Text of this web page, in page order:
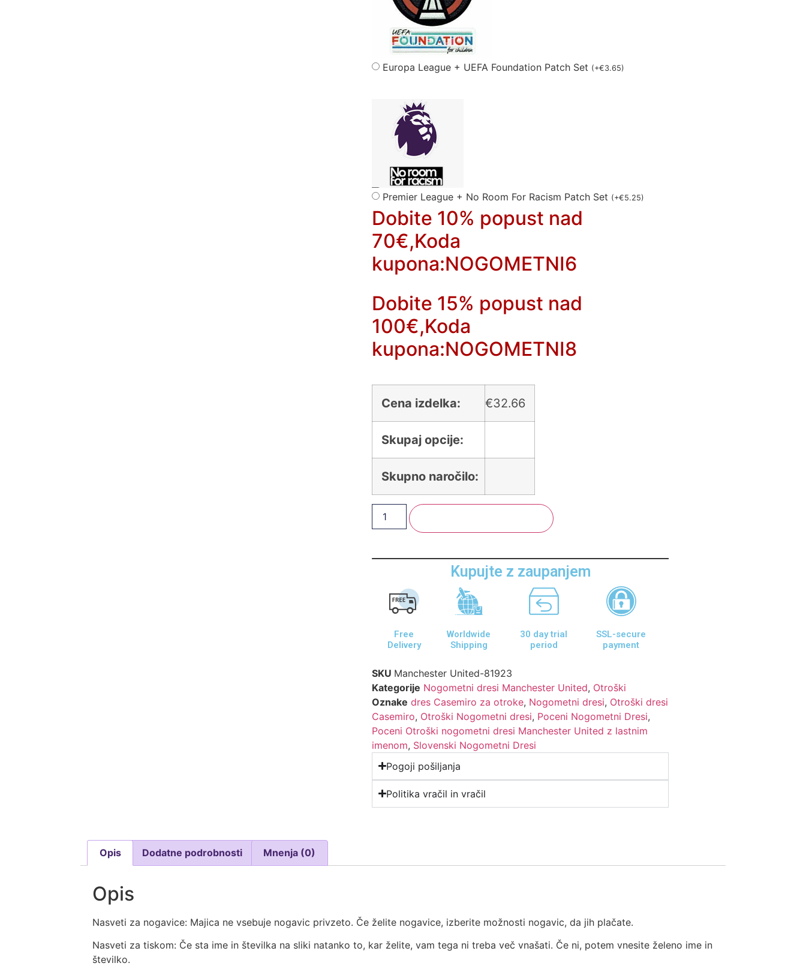
Europa League + UEFA Foundation Patch Set (+€3.65)
Premier League + No Room For Racism Patch Set (+€5.25)
Dobite 10% popust nad
70€,Koda
kupona:NOGOMETNI6
Dobite 15% popust nad
100€,Koda
kupona:NOGOMETNI8
Cena izdelka: €32.66
Skupaj opcije:
Skupno naročilo:
Kupujte z zaupanjem
Free
Delivery
Worldwide
Shipping
30 day trial
period
SSL-secure
payment
SKU Manchester United-81923
Kategorije Nogometni dresi Manchester United, Otroški
Oznake dres Casemiro za otroke, Nogometni dresi, Otroški dresi
Casemiro, Otroški Nogometni dresi, Poceni Nogometni Dresi,
Poceni Otroški nogometni dresi Manchester United z lastnim
imenom, Slovenski Nogometni Dresi
Pogoji pošiljanja
Politika vračil in vračil
Opis Dodatne podrobnosti Mnenja (0)
Opis
Nasveti za nogavice: Majica ne vsebuje nogavic privzeto. Če želite nogavice, izberite možnosti nogavic, da jih plačate.
Nasveti za tiskom: Če sta ime in številka na sliki natanko to, kar želite, vam tega ni treba več vnašati. Če ni, potem vnesite želeno ime in
številko.